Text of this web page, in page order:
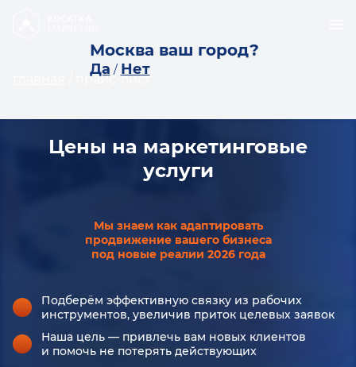
Москва ваш город?
Да / Нет
прайс-лист
Цены на маркетинговые
услуги
Мы знаем как адаптировать
продвижение вашего бизнеса
под новые реалии 2026 года
Подберём эффективную связку из рабочих
инструментов, увеличив приток целевых заявок
Наша цель — привлечь вам новых клиентов
и помочь не потерять действующих